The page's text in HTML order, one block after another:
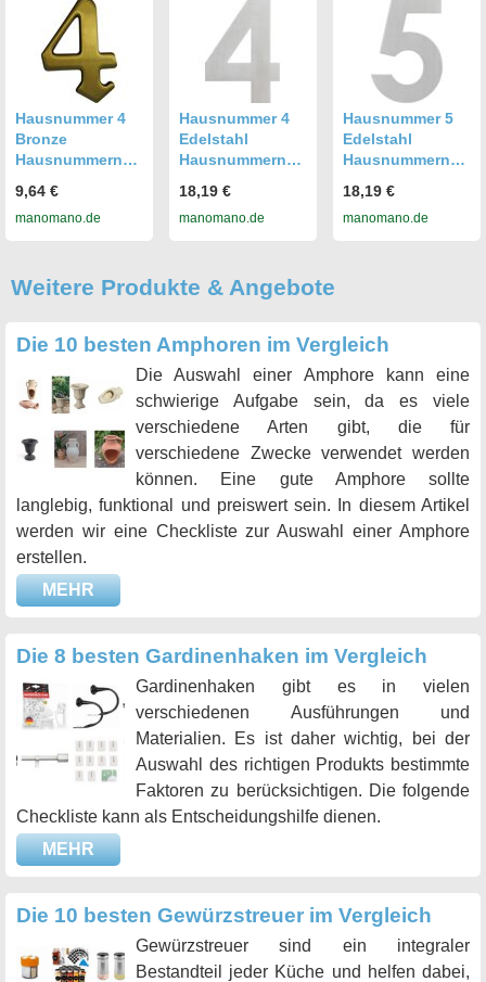
Hausnummer 4
Bronze
Hausnummern
ild - Alpertec
9,64 €
manomano.de
Hausnummer 4
Edelstahl
Hausnummern
ild - Alpertec
18,19 €
manomano.de
Hausnummer 5
Edelstahl
Hausnummern
ild - Alpertec
18,19 €
manomano.de
Weitere Produkte & Angebote
Die 10 besten Amphoren im Vergleich
Die Auswahl einer Amphore kann eine
schwierige Aufgabe sein, da es viele
verschiedene Arten gibt, die für
verschiedene Zwecke verwendet werden
können. Eine gute Amphore sollte
langlebig, funktional und preiswert sein. In diesem Artikel
werden wir eine Checkliste zur Auswahl einer Amphore
erstellen.
MEHR
Die 8 besten Gardinenhaken im Vergleich
Gardinenhaken gibt es in vielen
verschiedenen Ausführungen und
Materialien. Es ist daher wichtig, bei der
Auswahl des richtigen Produkts bestimmte
Faktoren zu berücksichtigen. Die folgende
Checkliste kann als Entscheidungshilfe dienen.
MEHR
Die 10 besten Gewürzstreuer im Vergleich
Gewürzstreuer sind ein integraler
Bestandteil jeder Küche und helfen dabei,